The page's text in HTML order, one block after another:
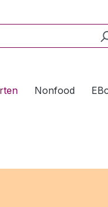
Kategorie
Nonfood